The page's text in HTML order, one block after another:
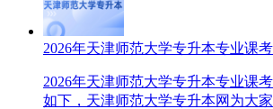
2026年天津师范大学专升本专业课
2026年天津师范大学专升本专业课
如下，天津师范大学专升本网为大